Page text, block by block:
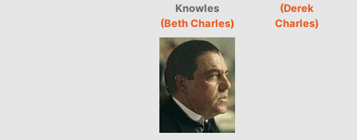
Knowles
(Beth Charles)
(Derek
Charles)